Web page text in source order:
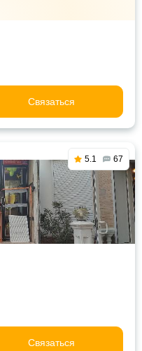
Связаться
5.1 67
Связаться